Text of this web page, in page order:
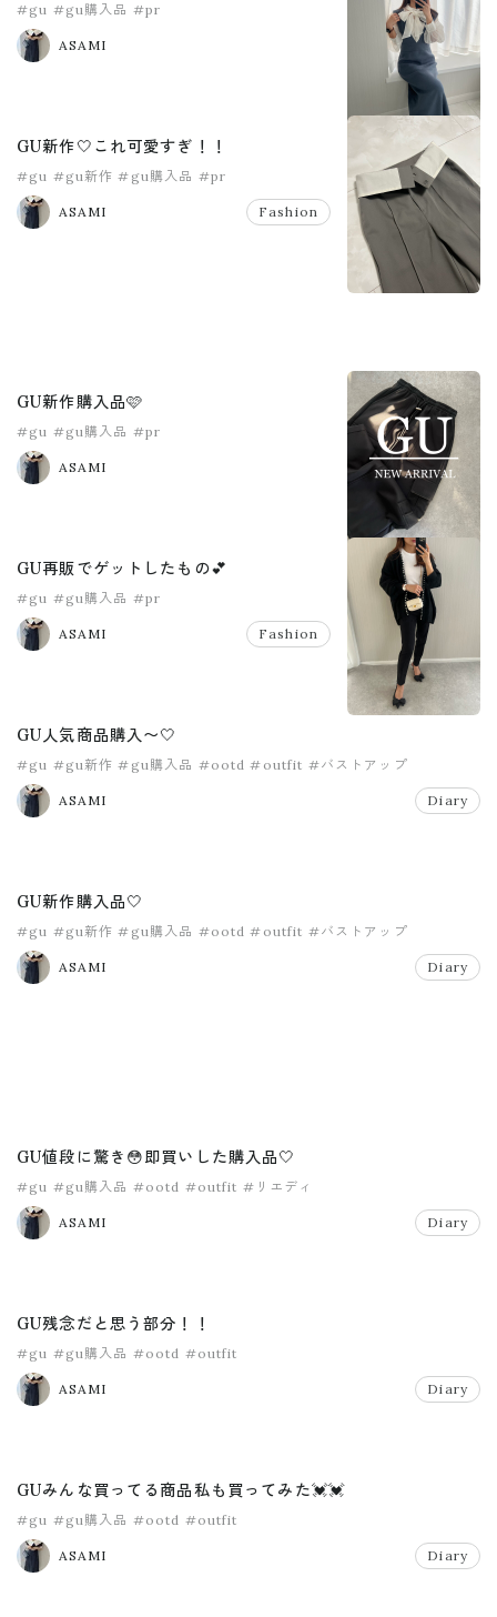
#gu #gu購入品 #pr
ASAMI
GU新作🤍これ可愛すぎ！！
#gu #gu新作 #gu購入品 #pr
ASAMI Fashion
GU新作購入品🩷
#gu #gu購入品 #pr
ASAMI
GU再販でゲットしたもの💕
#gu #gu購入品 #pr
ASAMI Fashion
GU人気商品購入〜🤍
#gu #gu新作 #gu購入品 #ootd #outfit #バストアップ
ASAMI Diary
GU新作購入品🤍
#gu #gu新作 #gu購入品 #ootd #outfit #バストアップ
ASAMI Diary
GU値段に驚き😳即買いした購入品🤍
#gu #gu購入品 #ootd #outfit #リエディ
ASAMI Diary
GU残念だと思う部分！！
#gu #gu購入品 #ootd #outfit
ASAMI Diary
GUみんな買ってる商品私も買ってみた💓💓
#gu #gu購入品 #ootd #outfit
ASAMI Diary